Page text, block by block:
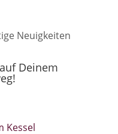
Neuigkeiten
Deinem